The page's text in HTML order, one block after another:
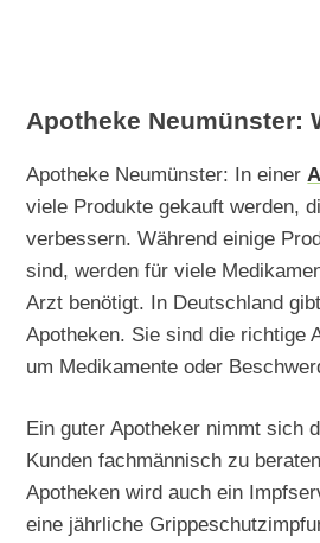
Apotheke Neumünster:
Apotheke Neumünster: In einer
viele Produkte gekauft werden,
verbessern. Während einige
sind, werden für viele
Arzt benötigt. In Deutschland
Apotheken. Sie sind die richtige
um Medikamente oder
Ein guter Apotheker nimmt sich
Kunden fachmännisch zu
Apotheken wird auch ein
eine jährliche